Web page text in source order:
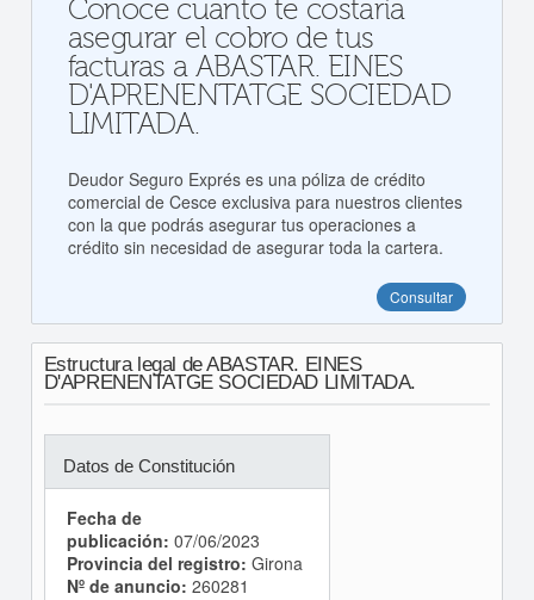
Conoce cuanto te costaría
asegurar el cobro de tus
facturas a ABASTAR. EINES
D'APRENENTATGE SOCIEDAD
LIMITADA.
Deudor Seguro Exprés es una póliza de crédito
comercial de Cesce exclusiva para nuestros clientes
con la que podrás asegurar tus operaciones a
crédito sin necesidad de asegurar toda la cartera.
Consultar
Estructura legal de ABASTAR. EINES
D'APRENENTATGE SOCIEDAD LIMITADA.
Datos de Constitución
Fecha de
publicación: 07/06/2023
Provincia del registro: Girona
Nº de anuncio: 260281